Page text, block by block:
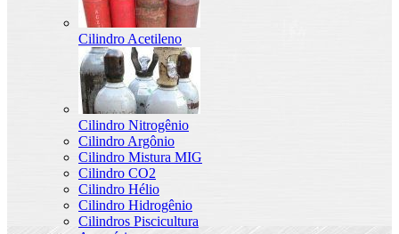
Cilindro Acetileno
Cilindro Nitrogênio
Cilindro Argônio
Cilindro Mistura MIG
Cilindro CO2
Cilindro Hélio
Cilindro Hidrogênio
Cilindros Piscicultura